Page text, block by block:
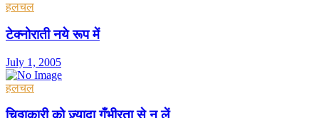
हलचल
टेक्नोराती नये रूप में
July 1, 2005
हलचल